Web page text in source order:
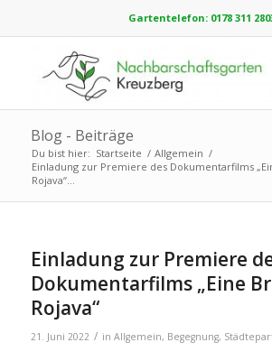
Gartentelefon: 0178 311
Blog - Beiträge
Du bist hier: Startseite / Allgemein /
Einladung zur Premiere des Dokumentarfilms
Rojava“...
Einladung zur Premiere
Dokumentarfilms „Eine
Rojava“
21. Juni 2022 / in Allgemein, Begegnung,